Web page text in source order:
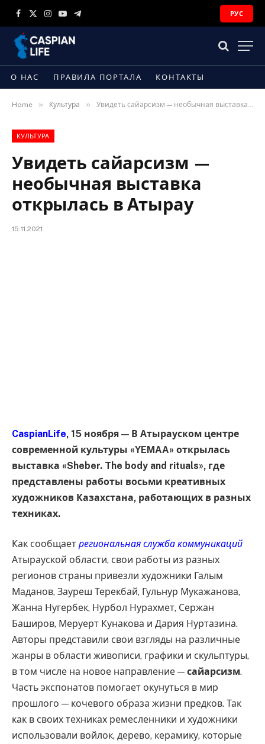
Facebook
X
Instagram
YouTubeTelegram
РУС
О НАС ПРАВИЛА ПОРТАЛА КОНТАКТЫ
Home » Культура » Увидеть сайарсизм — необычная выставка открылась в Атырау
КУЛЬТУРА
Увидеть сайарсизм —
необычная выставка
открылась в Атырау
15.11.2021
CaspianLife, 15 ноября — В Атырауском центре
современной культуры «YEMAA» открылась
выставка «Sheber. The body and rituals», где
представлены работы восьми креативных
художников Казахстана, работающих в разных
техниках.
Как сообщает региональная служба коммуникаций
Атырауской области, свои работы из разных
регионов страны привезли художники Галым
Маданов, Зауреш Терекбай, Гульнур Мукажанова,
Жанна Нугербек, Нурбол Нурахмет, Сержан
Баширов, Меруерт Кунакова и Дария Нуртазина.
Авторы представили свои взгляды на различные
жанры в области живописи, графики и скульптуры,
в том числе на новое направление — сайарсизм.
Часть экспонатов помогает окунуться в мир
прошлого — кочевого образа жизни предков. Так
как в своих техниках ремесленники и художники
использовали войлок, дерево, керамику, которые